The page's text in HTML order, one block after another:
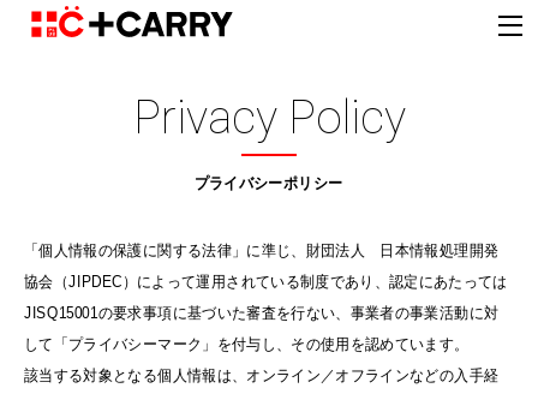
Privacy Policy
プライバシーポリシー
「個人情報の保護に関する法律」に準じ、財団法人 日本情報処理開発
協会（JIPDEC）によって運用されている制度であり、認定にあたっては
JISQ15001の要求事項に基づいた審査を行ない、事業者の事業活動に対
して「プライバシーマーク」を付与し、その使用を認めています。
該当する対象となる個人情報は、オンライン／オフラインなどの入手経